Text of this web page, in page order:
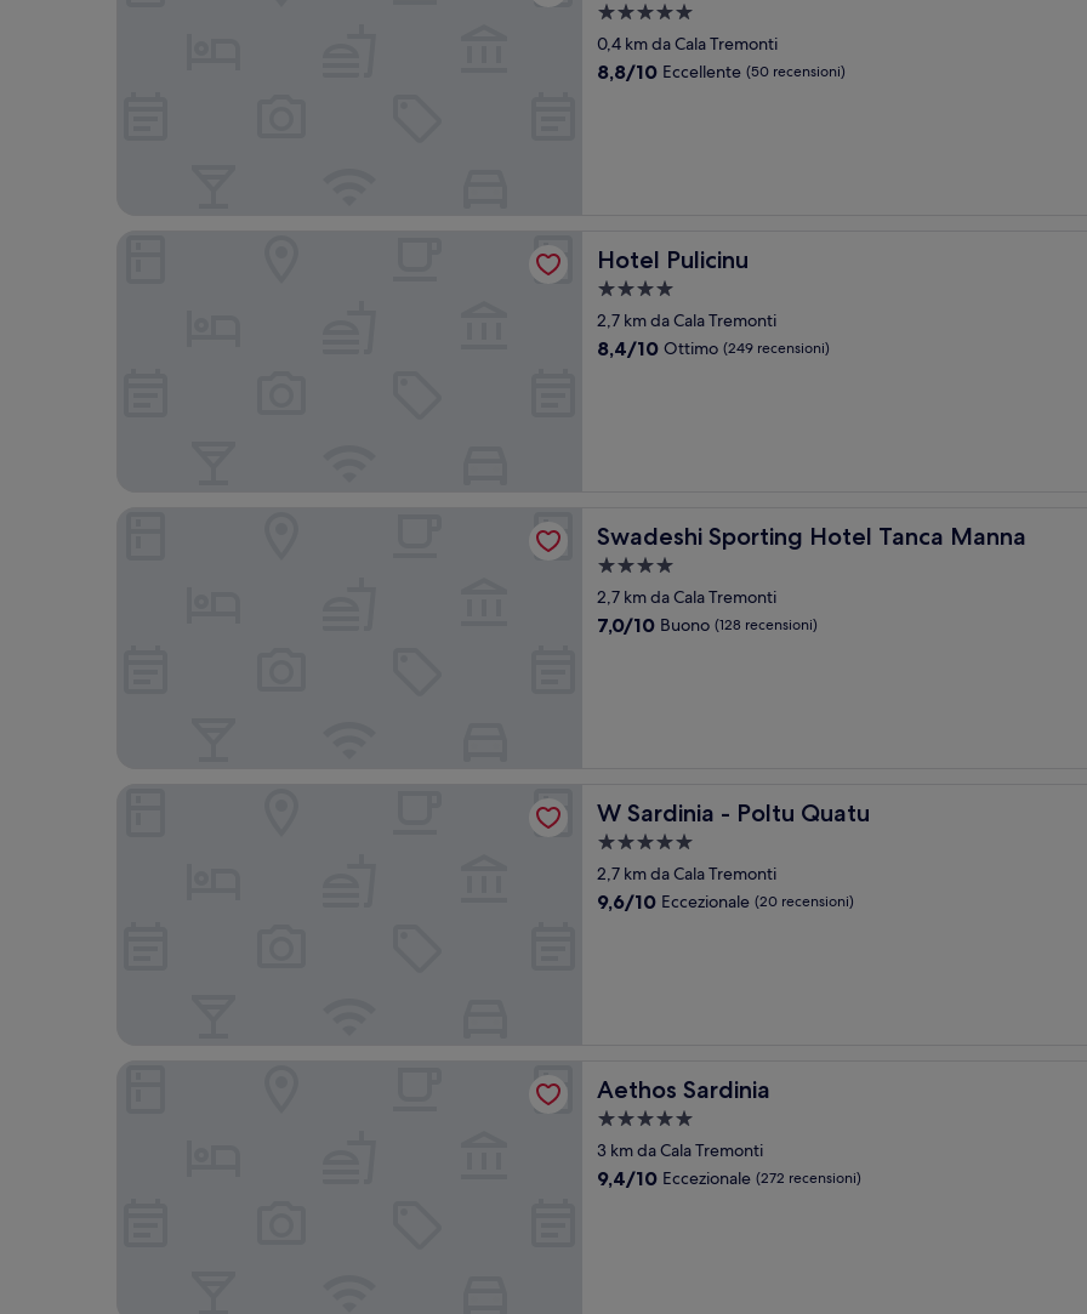
Struttura
a
5.0
0,4 km da Cala Tremonti
8.8
8,8/10 Eccellente (50 recensioni)
Hotel Pulicinu
Hotel Pulicinu
Struttura
a
4.0
2,7 km da Cala Tremonti
8.4
8,4/10 Ottimo (249 recensioni)
Swadeshi Sporting Hotel Tanca Manna
Swadeshi Sporting Hotel Tanca Manna
Struttura
a
4.0
2,7 km da Cala Tremonti
7.0
7,0/10 Buono (128 recensioni)
W Sardinia - Poltu Quatu
W Sardinia - Poltu Quatu
Struttura
a
5.0
2,7 km da Cala Tremonti
9.6
9,6/10 Eccezionale (20 recensioni)
Aethos Sardinia
Aethos Sardinia
Struttura
a
5.0
3 km da Cala Tremonti
9.4
9,4/10 Eccezionale (272 recensioni)